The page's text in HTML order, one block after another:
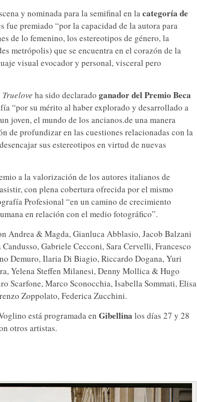
y nominada para la semifinal en lacategoría de
fue premiado “por la capacidad de la autora para
de lo femenino, los estereotipos de género, la
metrópolis) que se encuentra en el corazón de la
visual evocador y personal, visceral pero
Truelove ha sido declarado ganador del Premio Beca
“por su mérito al haber explorado y desarrollado a
joven, el mundo de los ancianos.de una manera
de profundizar en las cuestiones relacionadas con la
sus estereotipos en virtud de nuevas
a la valorización de los autores italianos de
con plena cobertura ofrecida por el mismo
Profesional “en un camino de crecimiento
en relación con el medio fotográfico”.
Andrea & Magda, Gianluca Abblasio, Jacob Balzani
Gabriele Cecconi, Sara Cervelli, Francesco
Demuro, Ilaria Di Biagio, Riccardo Dogana, Yuri
Yelena Steffen Milanesi, Denny Mollica & Hugo
Scarfone, Marco Sconocchia, Isabella Sommati, Elisa
Zoppolato, Federica Zucchini.
está programada en Gibellina los días 27 y 28
otros artistas.